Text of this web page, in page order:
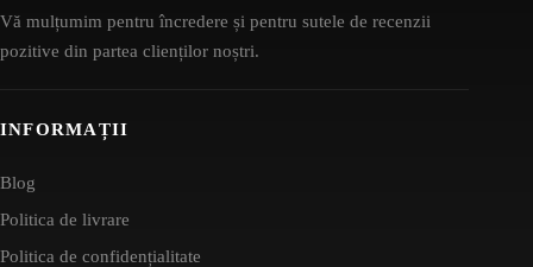
Vă mulțumim pentru încredere și pentru sutele de recenzii
pozitive din partea clienților noștri.
INFORMAȚII
Blog
Politica de livrare
Politica de confidențialitate